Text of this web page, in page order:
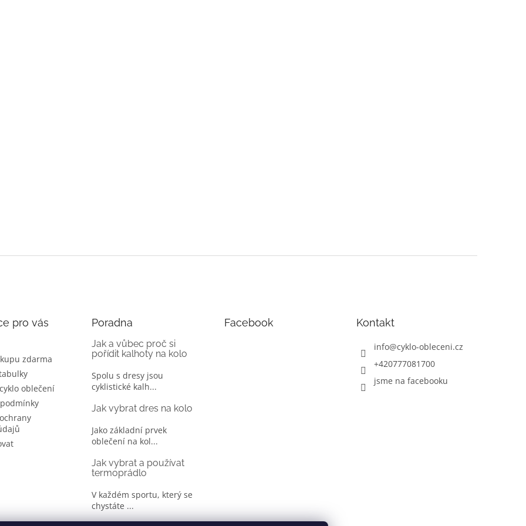
pro vás
zdarma
oblečení
Poradna
Jak a vůbec proč si
pořídit kalhoty na kolo
Spolu s dresy jsou
cyklistické kalh...
Jak vybrat dres na kolo
Jako základní prvek
oblečení na kol...
Jak vybrat a používat
termoprádlo
V každém sportu, který se
chystáte ...
Facebook Kontakt
info@cyklo-obleceni.cz
+420777081700
jsme na facebooku